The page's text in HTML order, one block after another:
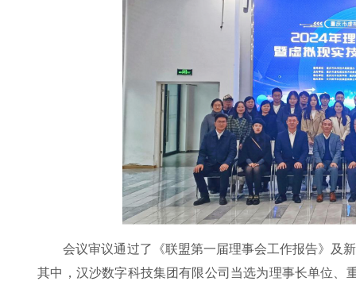
会议审议通过了《联盟第一届理事会工作报告》及
其中，汉沙数字科技集团有限公司当选为理事长单位、